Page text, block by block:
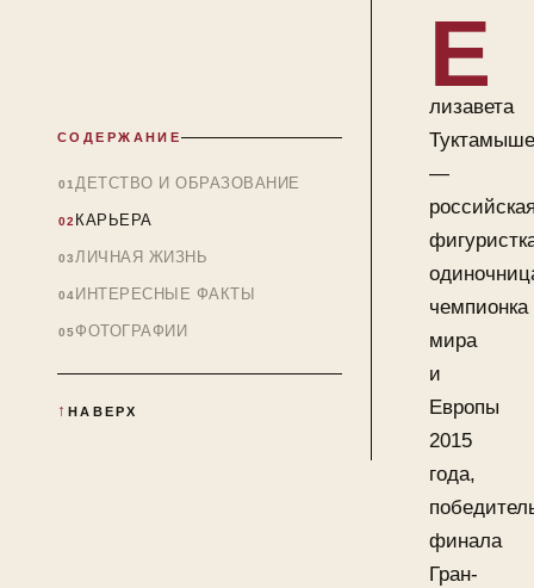
СОДЕРЖАНИЕ
ДЕТСТВО И ОБРАЗОВАНИЕ
КАРЬЕРА
ЛИЧНАЯ ЖИЗНЬ
ИНТЕРЕСНЫЕ ФАКТЫ
ФОТОГРАФИИ
НАВЕРХ
Е
лизавета
—
чемпионка
мира
и
Европы
2015
года,
финала
Гран-